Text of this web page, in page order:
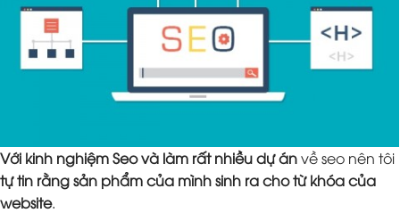
Với kinh nghiệm Seo và làm rất nhiều dự ánvề seo nên tôi
tự tin rằng sản phẩm của mình sinh ra cho từ khóa của
website.